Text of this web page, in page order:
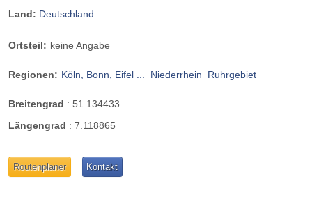
Land: Deutschland
Ortsteil: keine Angabe
Regionen: Köln, Bonn, Eifel ... Niederrhein Ruhrgebiet
Breitengrad : 51.134433
Längengrad : 7.118865
Routenplaner Kontakt